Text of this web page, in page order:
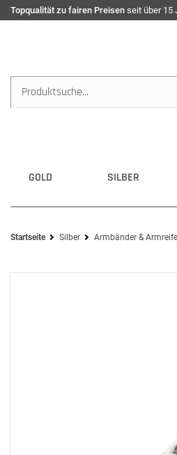
Topqualität zu fairen Preisen seit über 15
GOLD SILBER
Startseite Silber Armbänder & Armreife